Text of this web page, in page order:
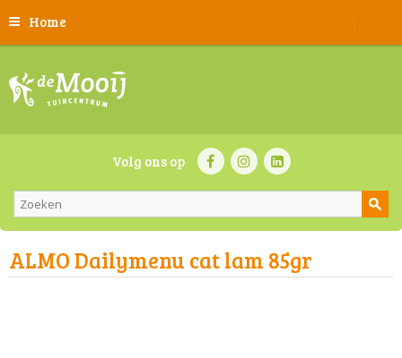
Home
Volg ons op
ALMO Dailymenu cat lam 85gr